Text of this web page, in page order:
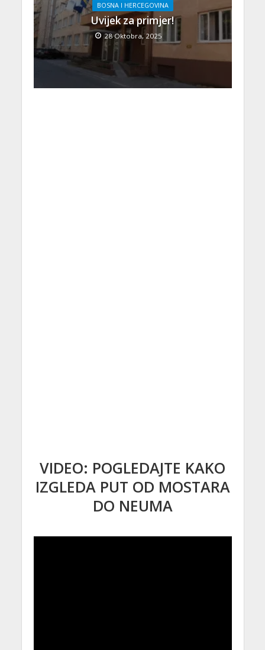
BOSNA I HERCEGOVINA
Uvijek za primjer!
28 Oktobra, 2025
VIDEO: POGLEDAJTE KAKO
IZGLEDA PUT OD MOSTARA
DO NEUMA